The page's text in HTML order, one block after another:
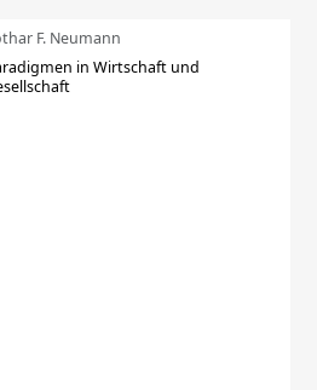
F. Neumann
in Wirtschaft und